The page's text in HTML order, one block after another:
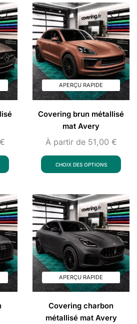
€
APERÇU RAPIDE
Covering brun métallisé
mat Avery
À partir de 51,00 €
CHOIX DES OPTIONS
APERÇU RAPIDE
Covering charbon
métallisé mat Avery